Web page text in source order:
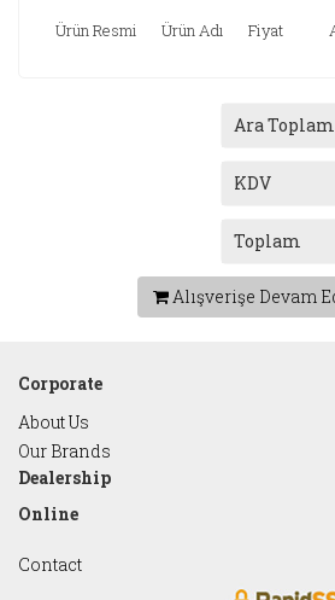
Ürün Resmi Ürün Adı Fiyat
Ara Toplam
KDV
Toplam
Alışverişe Devam
Corporate
About Us
Our Brands
Dealership
Online
Contact